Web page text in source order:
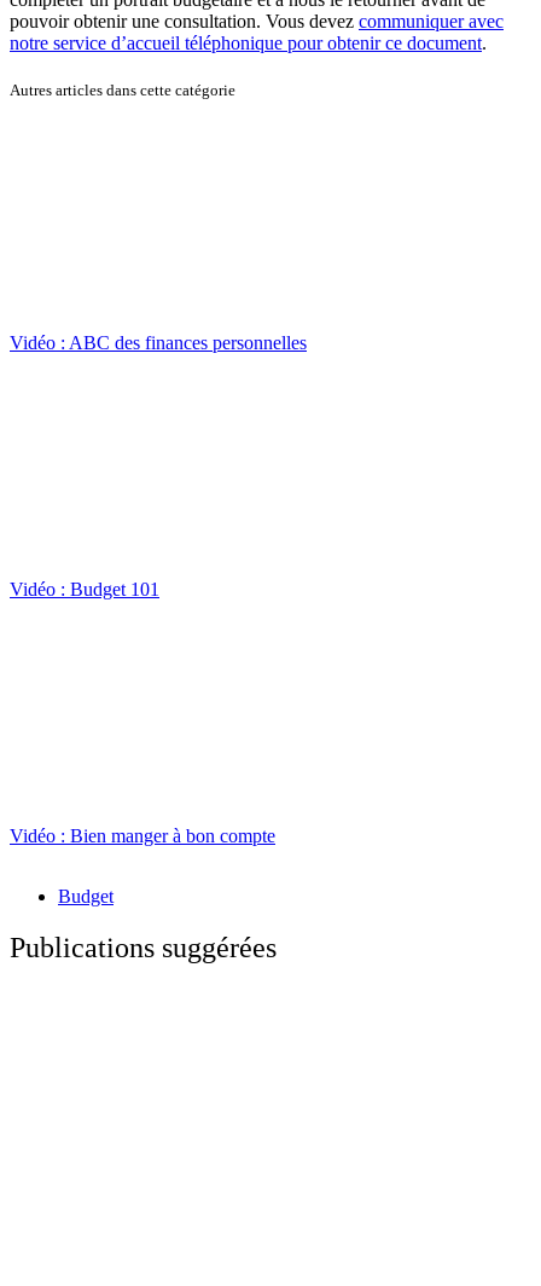
pouvoir obtenir une consultation. Vous devez communiquer avec
notre service d’accueil téléphonique pour obtenir ce document.
Autres articles dans cette catégorie
Vidéo : ABC des finances personnelles
Vidéo : Budget 101
Vidéo : Bien manger à bon compte
Budget
Publications suggérées